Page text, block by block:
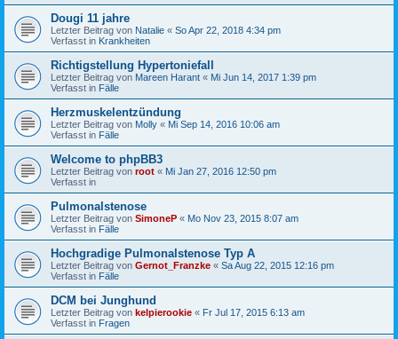
Dougi 11 jahre
Letzter Beitrag von Natalie « So Apr 22, 2018 4:34 pm
Verfasst in Krankheiten
Richtigstellung Hypertoniefall
Letzter Beitrag von Mareen Harant « Mi Jun 14, 2017 1:39 pm
Verfasst in Fälle
Herzmuskelentzündung
Letzter Beitrag von Molly « Mi Sep 14, 2016 10:06 am
Verfasst in Fälle
Welcome to phpBB3
Letzter Beitrag von root « Mi Jan 27, 2016 12:50 pm
Verfasst in
Pulmonalstenose
Letzter Beitrag von SimoneP « Mo Nov 23, 2015 8:07 am
Verfasst in Fälle
Hochgradige Pulmonalstenose Typ A
Letzter Beitrag von Gernot_Franzke « Sa Aug 22, 2015 12:16 pm
Verfasst in Fälle
DCM bei Junghund
Letzter Beitrag von kelpierookie « Fr Jul 17, 2015 6:13 am
Verfasst in Fragen